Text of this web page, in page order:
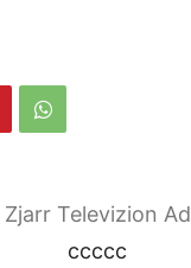
Zjarr Televizion Ad
ccccc